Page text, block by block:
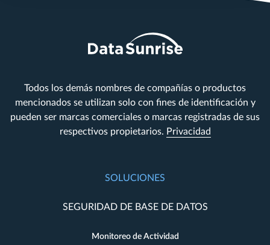
Todos los demás nombres de compañías o productos
mencionados se utilizan solo con fines de identificación y
pueden ser marcas comerciales o marcas registradas de sus
respectivos propietarios. Privacidad
SOLUCIONES
SEGURIDAD DE BASE DE DATOS
Monitoreo de Actividad